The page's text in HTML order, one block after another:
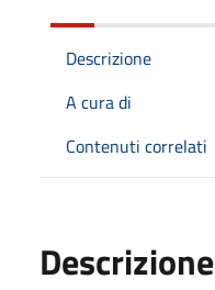
Descrizione
A cura di
Contenuti correlati
Descrizione